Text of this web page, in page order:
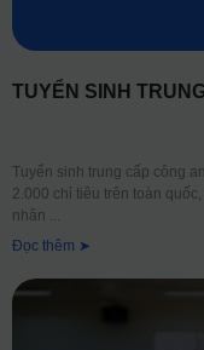
TUYỂN SINH
Tuyển sinh trung cấp công
2.000 chỉ tiêu trên toàn
nhân
Đọc thêm ➤